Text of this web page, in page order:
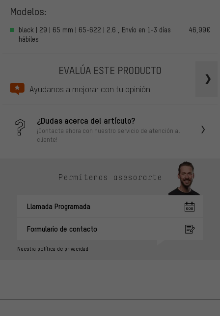
Modelos:
black | 29 | 65 mm | 65-622 | 2.6 , Envío en 1-3 días
hábiles
46,99€
EVALÚA ESTE PRODUCTO
Ayudanos a mejorar con tu opinión.
¿Dudas acerca del artículo?
¡Contacta ahora con nuestro servicio de atención al
cliente!
Permítenos asesorarte
Llamada Programada
Formulario de contacto
Nuestra política de privacidad